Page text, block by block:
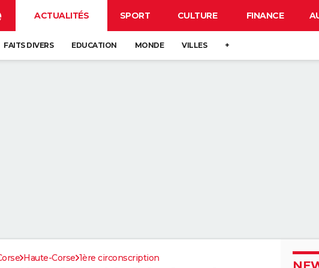
ACTUALITÉS SPORT CULTURE FINANCE
FAITS DIVERS EDUCATION MONDE VILLES +
Haute-Corse 1ère circonscription